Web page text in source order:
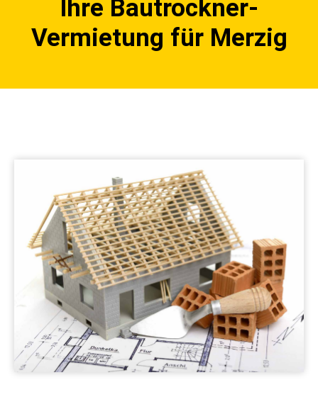
Ihre Bautrockner-
Vermietung für Merzig